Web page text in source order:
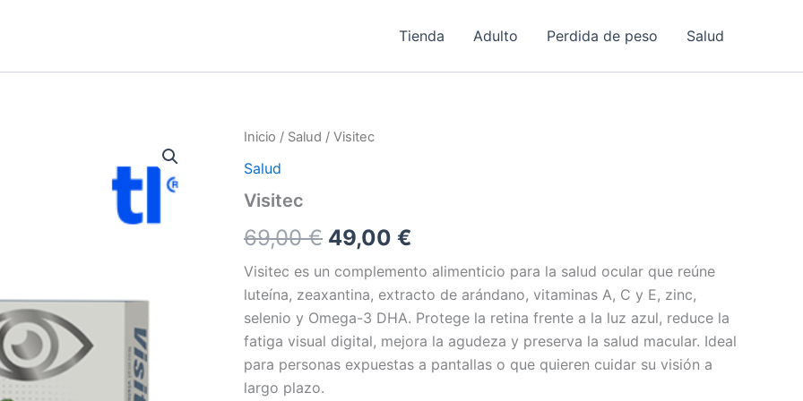
Tienda Adulto Perdida de peso Salud
Inicio / Salud / Visitec
Salud
Visitec
69,00€ El
precio
original
era:
69,00 €.
49,00 €
precio
actual
es:
49,00 €.
Visitec es un complemento alimenticio para la salud ocular que reúne
luteína, zeaxantina, extracto de arándano, vitaminas A, C y E, zinc,
selenio y Omega-3 DHA. Protege la retina frente a la luz azul, reduce la
fatiga visual digital, mejora la agudeza y preserva la salud macular. Ideal
para personas expuestas a pantallas o que quieren cuidar su visión a
largo plazo.